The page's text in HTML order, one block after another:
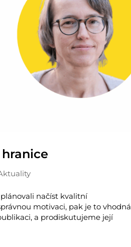
načíst kvalitní
motivaci, pak je to vhodná
a prodiskutujeme její